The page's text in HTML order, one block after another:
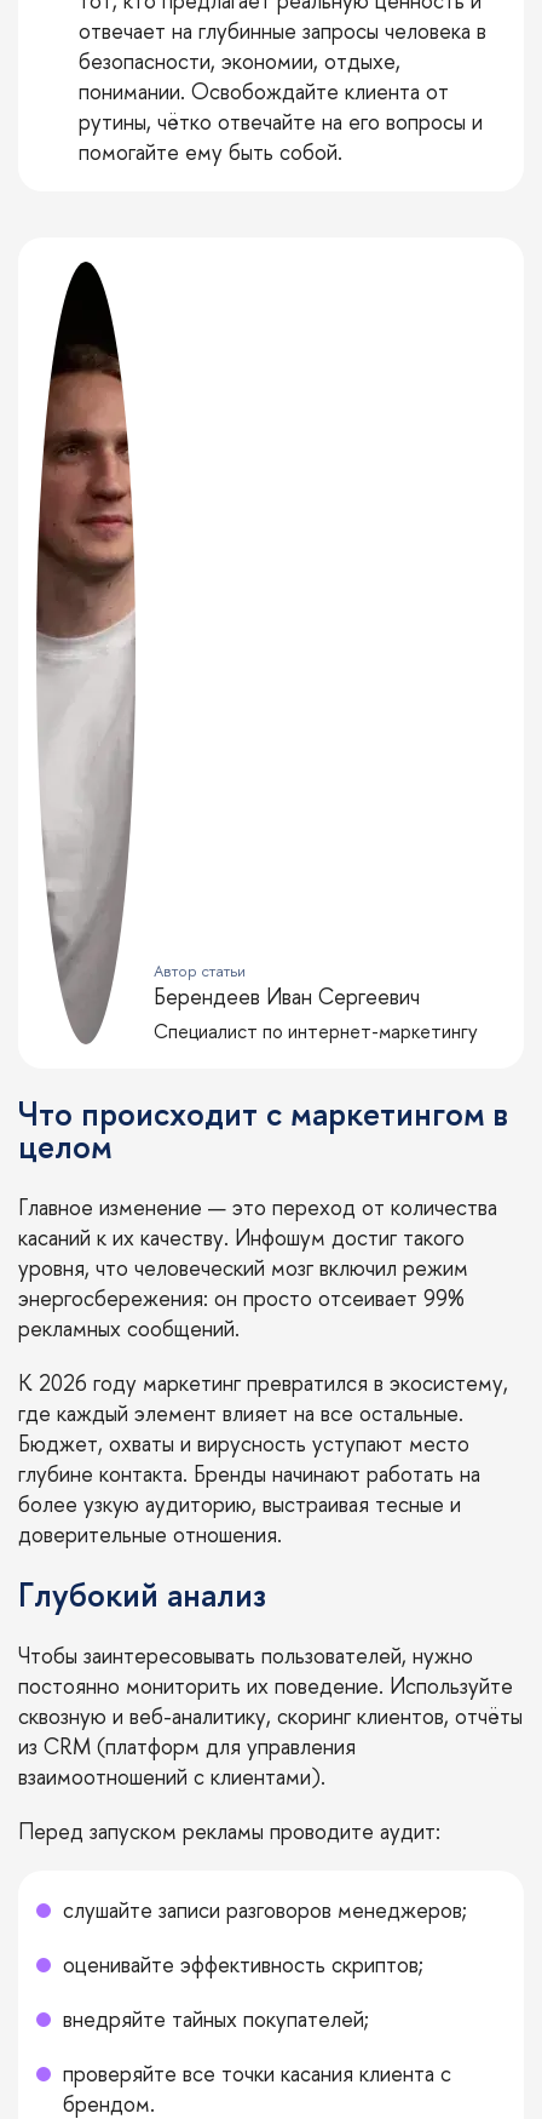
отвечает на глубинные запросы человека в
безопасности, экономии, отдыхе,
понимании. Освобождайте клиента от
рутины, чётко отвечайте на его вопросы и
помогайте ему быть собой.
Автор статьи
Берендеев Иван Сергеевич
Специалист по интернет-маркетингу
Что происходит с маркетингом в
целом
Главное изменение — это переход от количества
касаний к их качеству. Инфошум достиг такого
уровня, что человеческий мозг включил режим
энергосбережения: он просто отсеивает 99%
рекламных сообщений.
К 2026 году маркетинг превратился в экосистему,
где каждый элемент влияет на все остальные.
Бюджет, охваты и вирусность уступают место
глубине контакта. Бренды начинают работать на
более узкую аудиторию, выстраивая тесные и
доверительные отношения.
Глубокий анализ
Чтобы заинтересовывать пользователей, нужно
постоянно мониторить их поведение. Используйте
сквозную и веб-аналитику, скоринг клиентов, отчёты
из CRM (платформ для управления
взаимоотношений с клиентами).
Перед запуском рекламы проводите аудит:
слушайте записи разговоров менеджеров;
оценивайте эффективность скриптов;
внедряйте тайных покупателей;
проверяйте все точки касания клиента с
брендом.